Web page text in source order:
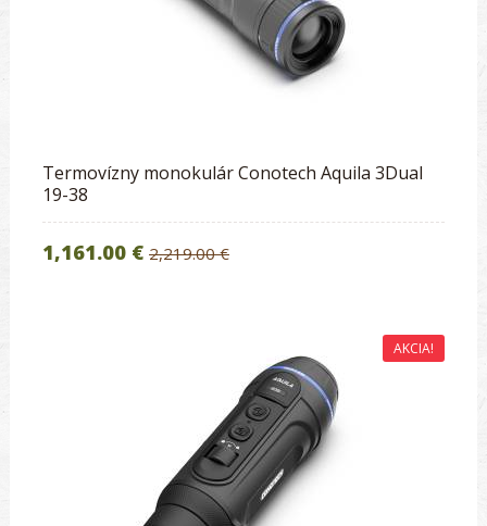
Termovízny monokulár Conotech Aquila 3Dual
19-38
1,161.00 € 2,219.00 €
AKCIA!